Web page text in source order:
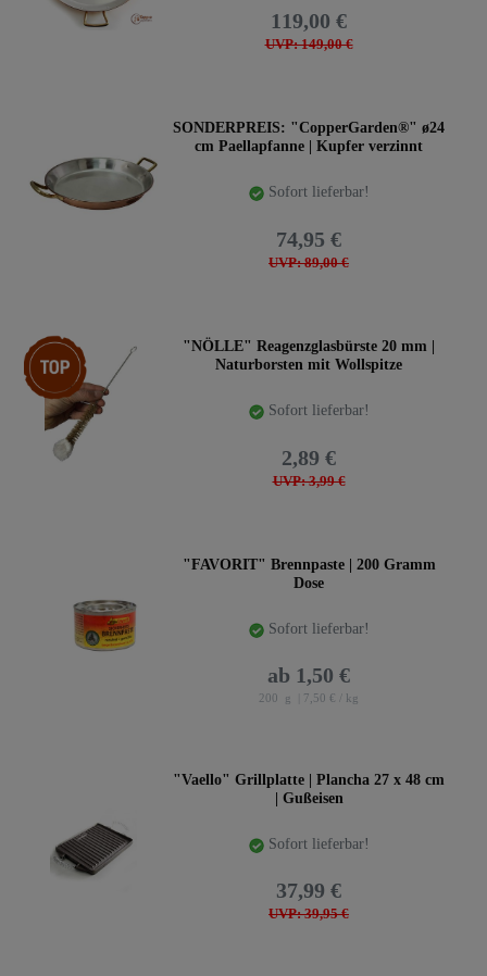
UVP: 149,00 €
119,00 €
SONDERPREIS: "CopperGarden®" ø24
cm Paellapfanne | Kupfer verzinnt
Sofort lieferbar!
UVP: 89,00 €
74,95 €
Top-Artikel
"NÖLLE" Reagenzglasbürste 20 mm |
Naturborsten mit Wollspitze
Sofort lieferbar!
UVP: 3,99 €
2,89 €
"FAVORIT" Brennpaste | 200 Gramm
Dose
Sofort lieferbar!
ab 1,50 €
200 g | 7,50 € / kg
"Vaello" Grillplatte | Plancha 27 x 48 cm
| Gußeisen
Sofort lieferbar!
UVP: 39,95 €
37,99 €